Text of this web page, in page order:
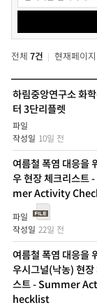
전체 7건 현재페이지
하림중앙연구소 화
터 3단리플렛
10일 전
여름철 폭염 대응을
우 현장 체크리스트
mer Activity
22일 전
여름철 폭염 대응을
우시그널(낙농) 현장
스트 - Summer
hecklist